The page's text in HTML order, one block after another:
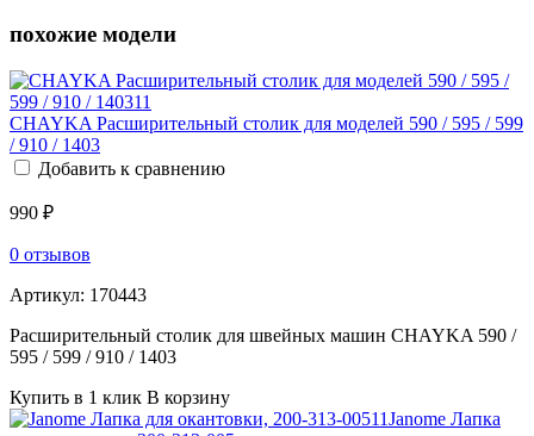
похожие модели
CHAYKA Расширительный столик для моделей 590 / 595 / 599
/ 910 / 1403
Добавить к сравнению
990 ₽
0 отзывов
Артикул: 170443
Расширительный столик для швейных машин CHAYKA 590 /
595 / 599 / 910 / 1403
Купить в 1 клик В корзину
Janome Лапка